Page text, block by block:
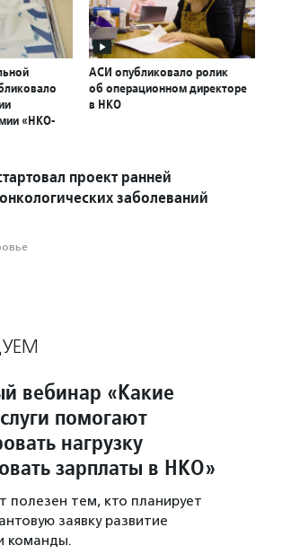
«НКО-
АСИ опубликовало ролик
об операционном директоре
в НКО
проект ранней
заболеваний
вебинар «Какие
помогают
нагрузку
зарплаты в НКО»
полезен тем, кто планирует
заявку развитие
команды.